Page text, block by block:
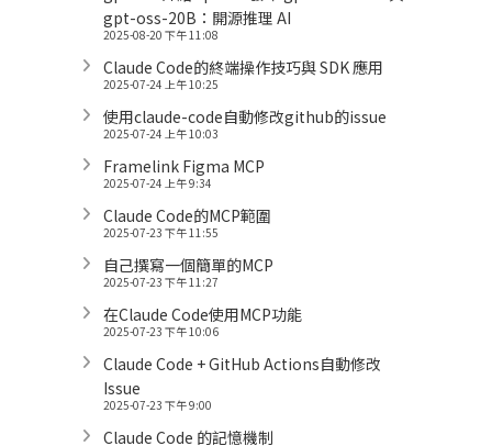
gpt-oss-20B：開源推理 AI
2025-08-20 下午 11:08
Claude Code的終端操作技巧與 SDK 應用
2025-07-24 上午 10:25
使用claude-code自動修改github的issue
2025-07-24 上午 10:03
Framelink Figma MCP
2025-07-24 上午 9:34
Claude Code的MCP範圍
2025-07-23 下午 11:55
自己撰寫一個簡單的MCP
2025-07-23 下午 11:27
在Claude Code使用MCP功能
2025-07-23 下午 10:06
Claude Code + GitHub Actions自動修改
Issue
2025-07-23 下午 9:00
Claude Code 的記憶機制